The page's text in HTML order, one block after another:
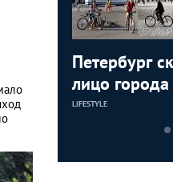
Петербург
лицо
сейчас
LIFESTYLE